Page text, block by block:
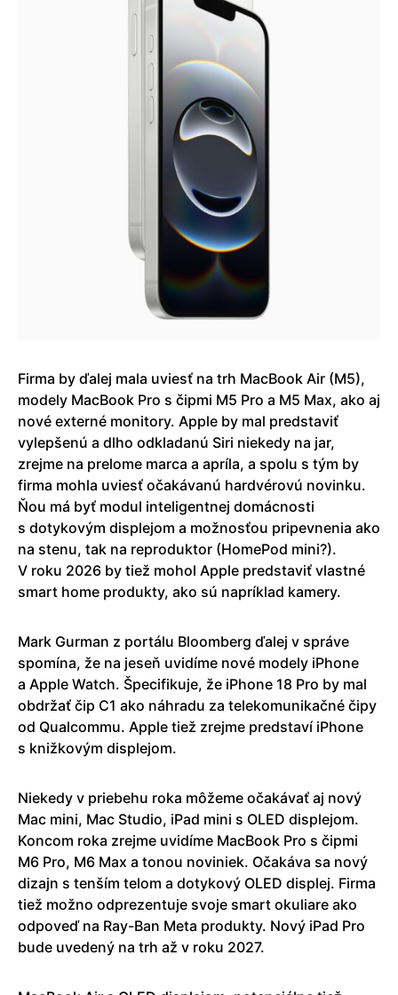
Firma by ďalej mala uviesť na trh MacBook Air (M5),
modely MacBook Pro s čipmi M5 Pro a M5 Max, ako aj
nové externé monitory. Apple by mal predstaviť
vylepšenú a dlho odkladanú Siri niekedy na jar,
zrejme na prelome marca a apríla, a spolu s tým by
firma mohla uviesť očakávanú hardvérovú novinku.
Ňou má byť modul inteligentnej domácnosti
s dotykovým displejom a možnosťou pripevnenia ako
na stenu, tak na reproduktor (HomePod mini?).
V roku 2026 by tiež mohol Apple predstaviť vlastné
smart home produkty, ako sú napríklad kamery.
Mark Gurman z portálu Bloomberg ďalej v správe
spomína, že na jeseň uvidíme nové modely iPhone
a Apple Watch. Špecifikuje, že iPhone 18 Pro by mal
obdržať čip C1 ako náhradu za telekomunikačné čipy
od Qualcommu. Apple tiež zrejme predstaví iPhone
s knižkovým displejom.
Niekedy v priebehu roka môžeme očakávať aj nový
Mac mini, Mac Studio, iPad mini s OLED displejom.
Koncom roka zrejme uvidíme MacBook Pro s čipmi
M6 Pro, M6 Max a tonou noviniek. Očakáva sa nový
dizajn s tenším telom a dotykový OLED displej. Firma
tiež možno odprezentuje svoje smart okuliare ako
odpoveď na Ray-Ban Meta produkty. Nový iPad Pro
bude uvedený na trh až v roku 2027.